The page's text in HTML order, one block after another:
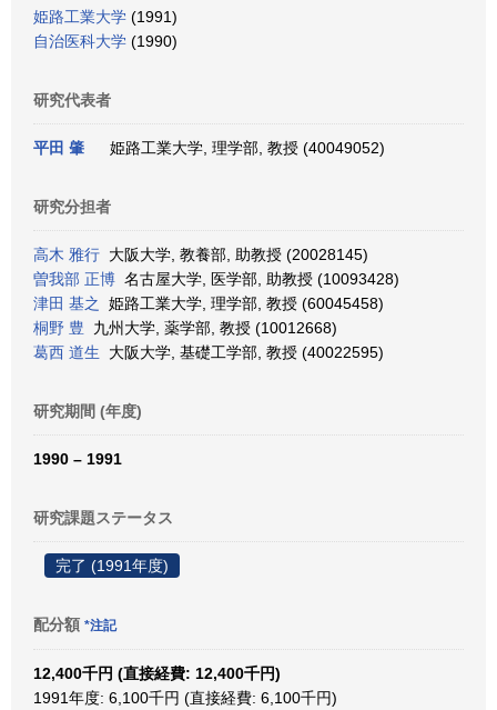
姫路工業大学 (1991)
自治医科大学 (1990)
研究代表者
平田 肇 姫路工業大学, 理学部, 教授 (40049052)
研究分担者
高木 雅行 大阪大学, 教養部, 助教授 (20028145)
曽我部 正博 名古屋大学, 医学部, 助教授 (10093428)
津田 基之
姫路工業大学, 理学部, 教授 (60045458)
桐野 豊 九州大学, 薬学部, 教授 (10012668)
葛西 道生 大阪大学, 基礎工学部, 教授 (40022595)
研究期間 (年度)
1990 – 1991
研究課題ステータス
完了 (1991年度)
配分額 *注記
12,400千円 (直接経費: 12,400千円)
1991年度: 6,100千円 (直接経費: 6,100千円)